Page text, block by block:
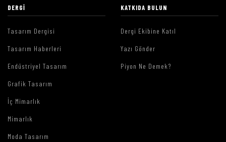
DERGI
Tasarım Dergisi
Tasarım Haberleri
Endüstriyel Tasarım
Grafik Tasarım
İç Mimarlık
Mimarlık
Moda Tasarım
KATKIDA BULUN
Dergi Ekibine Katıl
Yazı Gönder
Piyon Ne Demek?